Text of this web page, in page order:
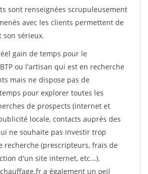
sont renseignées scrupuleusement
avec les clients permettent de
sérieux.
gain de temps pour le
ou l'artisan qui est en recherche
mais ne dispose pas de
pour explorer toutes les
de prospects (internet et
locale, contacts auprès des
ne souhaite pas investir trop
recherche (prescripteurs, frais de
d'un site internet, etc...).
a également un oeil